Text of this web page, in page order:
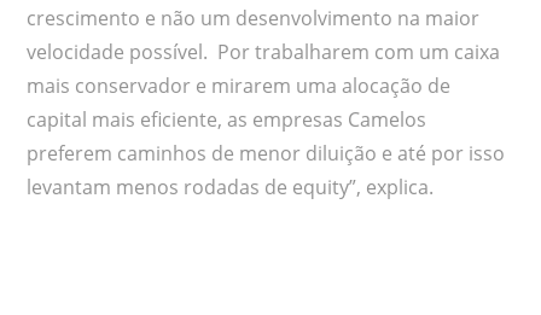
crescimento e não um desenvolvimento na maior
velocidade possível. Por trabalharem com um caixa
mais conservador e mirarem uma alocação de
capital mais eficiente, as empresas Camelos
preferem caminhos de menor diluição e até por isso
levantam menos rodadas de equity”, explica.